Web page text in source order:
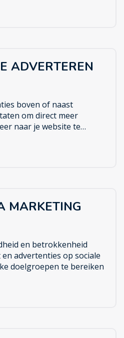
ADVERTEREN
boven of naast
om direct meer
naar je website te
MARKETING
en betrokkenheid
advertenties op sociale
doelgroepen te bereiken